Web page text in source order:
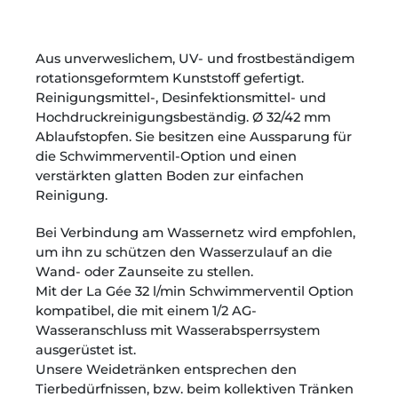
Aus unverweslichem, UV- und frostbeständigem
rotationsgeformtem Kunststoff gefertigt.
Reinigungsmittel-, Desinfektionsmittel- und
Hochdruckreinigungsbeständig. Ø 32/42 mm
Ablaufstopfen. Sie besitzen eine Aussparung für
die Schwimmerventil-Option und einen
verstärkten glatten Boden zur einfachen
Reinigung.
Bei Verbindung am Wassernetz wird empfohlen,
um ihn zu schützen den Wasserzulauf an die
Wand- oder Zaunseite zu stellen.
Mit der La Gée 32 l/min Schwimmerventil Option
kompatibel, die mit einem 1/2 AG-
Wasseranschluss mit Wasserabsperrsystem
ausgerüstet ist.
Unsere Weidetränken entsprechen den
Tierbedürfnissen, bzw. beim kollektiven Tränken